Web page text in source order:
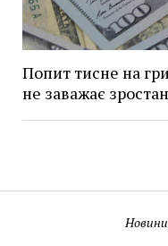
Попит тисне на
не заважає